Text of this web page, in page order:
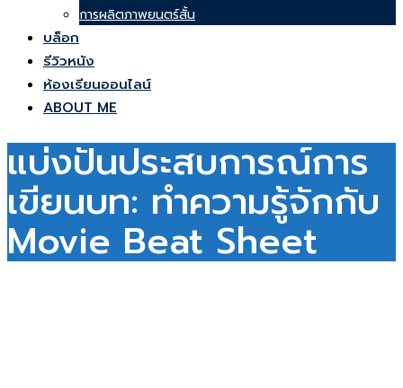
การผลิตภาพยนตร์สั้น
บล็อก
รีวิวหนัง
ห้องเรียนออนไลน์
ABOUT ME
แบ่งปันประสบการณ์การ
เขียนบท: ทำความรู้จักกับ
Movie Beat Sheet